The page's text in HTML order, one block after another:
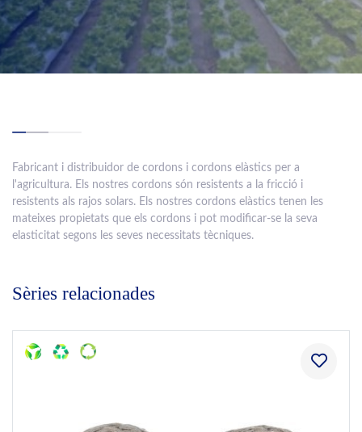
Fabricant i distribuidor de cordons i cordons elàstics per a
l'agricultura. Els nostres cordons són resistents a la fricció i
resistents als rajos solars. Els nostres cordons elàstics tenen les
mateixes propietats que els cordons i pot modificar-se la seva
elasticitat segons les seves necessitats tècniques.
Sèries relacionades